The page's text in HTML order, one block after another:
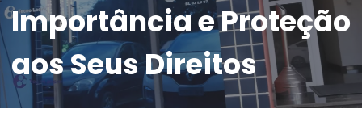
Importância e Proteção
aos Seus Direitos